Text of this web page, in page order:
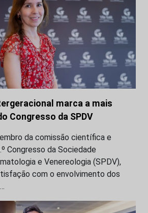
marca a mais
Congresso da SPDV
da comissão científica e
Congresso da Sociedade
e Venereologia (SPDV),
com o envolvimento dos